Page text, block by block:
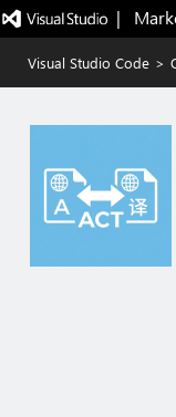
|
Visual Studio Code >